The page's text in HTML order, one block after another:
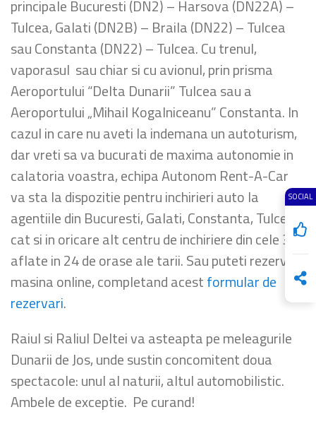
SOCIAL
principale Bucuresti (DN2) – Harsova (DN22A) –
Tulcea, Galati (DN2B) – Braila (DN22) – Tulcea
sau Constanta (DN22) – Tulcea. Cu trenul,
vaporasul sau chiar si cu avionul, prin prisma
Aeroportului “Delta Dunarii” Tulcea sau a
Aeroportului „Mihail Kogalniceanu” Constanta. In
cazul in care nu aveti la indemana un autoturism,
dar vreti sa va bucurati de maxima autonomie in
calatoria voastra, echipa Autonom Rent-A-Car
va sta la dispozitie pentru inchirieri auto la
agentiile din Bucuresti, Galati, Constanta, Tulcea,
cat si in oricare alt centru de inchiriere din cele 37,
aflate in 24 de orase ale tarii. Sau puteti rezerva o
masina online, completand acestformular de
rezervari.
Raiul si Raliul Deltei va asteapta pe meleagurile
Dunarii de Jos, unde sustin concomitent doua
spectacole: unul al naturii, altul automobilistic.
Ambele de exceptie. Pe curand!